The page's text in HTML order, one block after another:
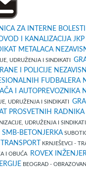
ZA INTERNE
I KANALIZACIJA JKP
METALACA
UDRUŽENJA I SINDIKATI
I POLICIJE
FUDBALERA
I AUTOPREVOZNIKA
UDRUŽENJA I SINDIKATI
PROSVETNIH RADNIKA
UDRUŽENJA I SINDIKATI
SMB-BETONJERKA
KRNJEŠEVCI -
I OBUĆA ROVEX
BEOGRAD -